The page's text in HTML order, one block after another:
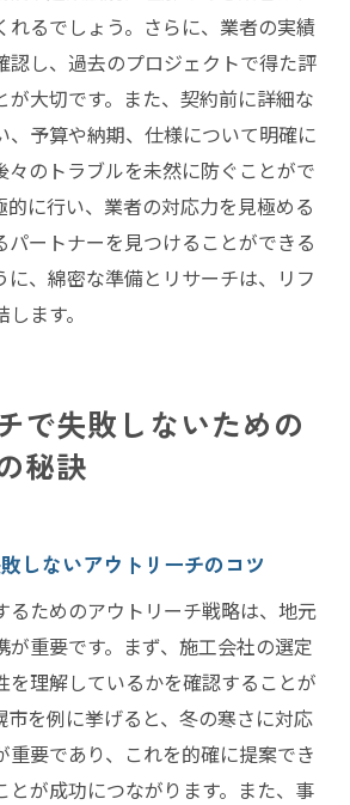
れるでしょう。さらに、業者の実績
認し、過去のプロジェクトで得た評
が大切です。また、契約前に詳細な
、予算や納期、仕様について明確に
々のトラブルを未然に防ぐことがで
的に行い、業者の対応力を見極める
パートナーを見つけることができる
に、綿密な準備とリサーチは、リフ
ます。
で失敗しないための
秘訣
しないアウトリーチのコツ
るためのアウトリーチ戦略は、地元
が重要です。まず、施工会社の選定
を理解しているかを確認することが
市を例に挙げると、冬の寒さに対応
重要であり、これを的確に提案でき
とが成功につながります。また、事